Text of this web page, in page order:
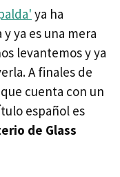
ya ha
ya es una mera
levantemos y ya
A finales de
cuenta con un
español es
de Glass